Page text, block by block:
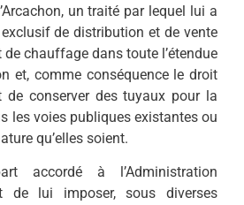
un traité par lequel lui a
de distribution et de vente
de chauffage dans toute l’étendue
et, comme conséquence le droit
de conserver des tuyaux pour la
les voies publiques existantes ou
qu’elles soient.
accordé à l’Administration
de lui imposer, sous diverses